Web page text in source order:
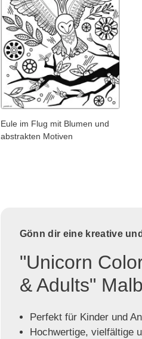
Eule im Flug mit Blumen und
abstrakten Motiven
Gönn dir eine kreative
"Unicorn
& Adults"
Perfekt für Kinder und
Hochwertige, vielfältige